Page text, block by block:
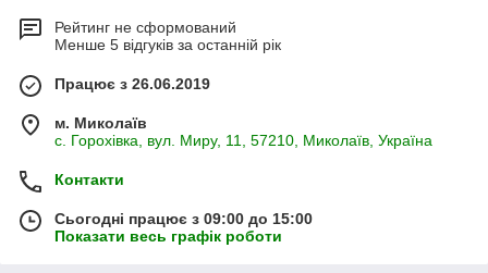
Рейтинг не сформований
Менше 5 відгуків за останній рік
Працює з 26.06.2019
м. Миколаїв
с. Горохівка, вул. Миру, 11, 57210, Миколаїв, Україна
Контакти
Сьогодні працює з 09:00 до 15:00
Показати весь графік роботи